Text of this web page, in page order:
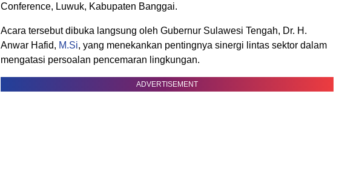
Conference, Luwuk, Kabupaten Banggai.
Acara tersebut dibuka langsung oleh Gubernur Sulawesi Tengah, Dr. H.
Anwar Hafid, M.Si, yang menekankan pentingnya sinergi lintas sektor dalam
mengatasi persoalan pencemaran lingkungan.
ADVERTISEMENT